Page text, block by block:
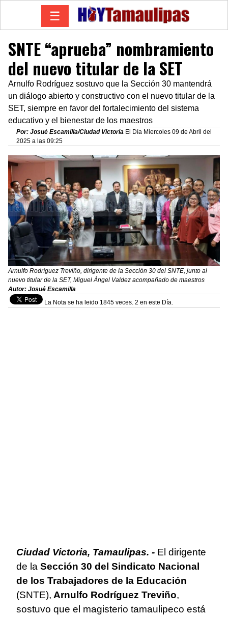
☰
SNTE “aprueba” nombramiento
del nuevo titular de la SET
Arnulfo Rodríguez sostuvo que la Sección 30 mantendrá
un diálogo abierto y constructivo con el nuevo titular de la
SET, siempre en favor del fortalecimiento del sistema
educativo y el bienestar de los maestros
Por: Josué Escamilla/Ciudad Victoria El Día Miercoles 09 de Abril del
2025 a las 09:25
Arnulfo Rodríguez Treviño, dirigente de la Sección 30 del SNTE, junto al
nuevo titular de la SET, Miguel Ángel Valdez acompañado de maestros
Autor: Josué Escamilla
La Nota se ha leido 1845 veces. 2 en este Día.
Ciudad Victoria, Tamaulipas. - El dirigente
de la Sección 30 del Sindicato Nacional
de los Trabajadores de la Educación
(SNTE), Arnulfo Rodríguez Treviño,
sostuvo que el magisterio tamaulipeco está